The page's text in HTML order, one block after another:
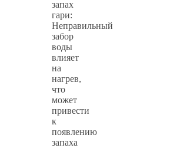
запах
гари:
Неправильный
забор
воды
влияет
на
нагрев,
что
может
привести
к
появлению
запаха